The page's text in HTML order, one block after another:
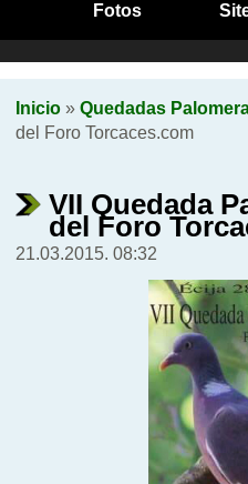
Fotos
Inicio» Quedadas
del Foro Torcaces.com
VII Quedada
del Foro
21.03.2015. 08:32